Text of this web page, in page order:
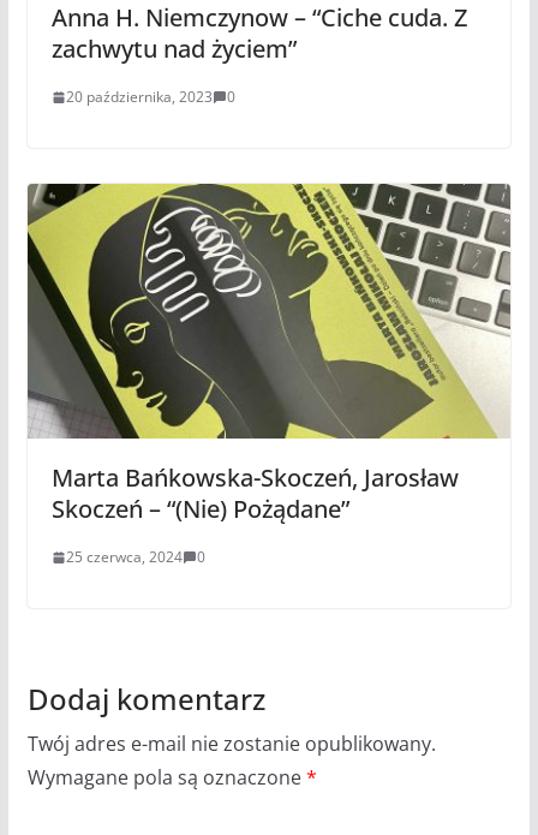
Anna H. Niemczynow – “Ciche cuda. Z
zachwytu nad życiem”
20 października, 2023 0
Marta Bańkowska-Skoczeń, Jarosław
Skoczeń – “(Nie) Pożądane”
25 czerwca, 2024 0
Dodaj komentarz
Twój adres e-mail nie zostanie opublikowany.
Wymagane pola są oznaczone*